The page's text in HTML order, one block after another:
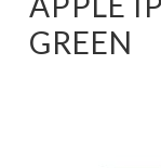
GREEN